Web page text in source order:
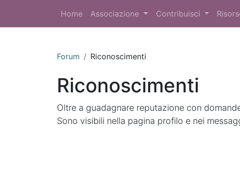
Home Associazione Contribuisci
Forum Riconoscimenti
Riconoscimenti
Oltre a guadagnare reputazione con
Sono visibili nella pagina profilo e nei